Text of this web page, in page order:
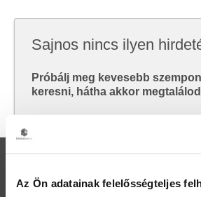
Az Ön adatainak felelősségteljes
Sajnos nincs ilyen
Próbálj meg kevesebb
keresni, hátha akkor